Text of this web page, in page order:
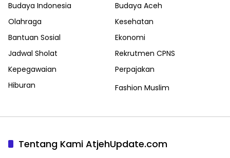
Budaya Indonesia
Budaya Aceh
Olahraga
Kesehatan
Bantuan Sosial
Ekonomi
Jadwal Sholat
Rekrutmen CPNS
Kepegawaian
Perpajakan
Hiburan
Fashion Muslim
Tentang Kami AtjehUpdate.com